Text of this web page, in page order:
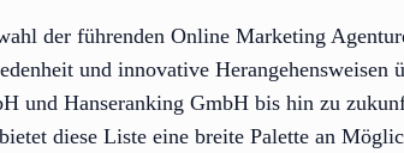
der führenden Online Marketing
und innovative Herangehensweisen
und Hanseranking GmbH bis hin zu
diese Liste eine breite Palette an